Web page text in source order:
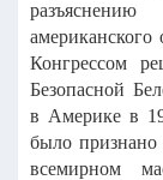
американского
Конгрессом
Безопасной
в Америке в
было
всемирном